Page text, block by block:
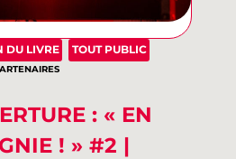
: « EN
! » #2 |
DU LIVRE TOUT PUBLIC